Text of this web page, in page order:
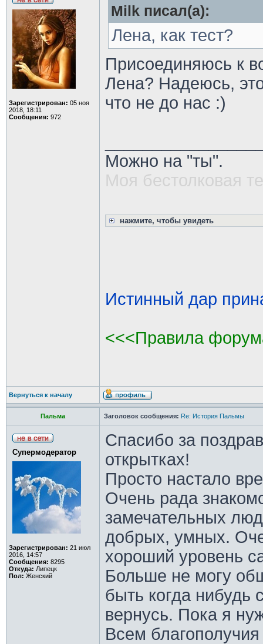
Зарегистрирован: 05 ноя
2018, 18:11
Сообщения: 972
Milk писал(а):
Лена, как тест?
Присоединяюсь к
Лена? Надеюсь,
что не до нас :)
Можно на "ты".
Моя бестолковая
нажмите, чтобы увидеть
Истинный дар
<<<Правила
Вернуться к началу
Пальма Заголовок сообщения: Re: История Пальмы
Супермодератор
Зарегистрирован: 21 июл
2016, 14:57
Сообщения: 8295
Откуда: Липецк
Пол: Женский
Спасибо за
открытках!
Просто настало
Очень рада
замечательных
добрых, умных.
хороший уровень
Больше не могу
быть когда нибудь
вернусь. Пока я
Всем